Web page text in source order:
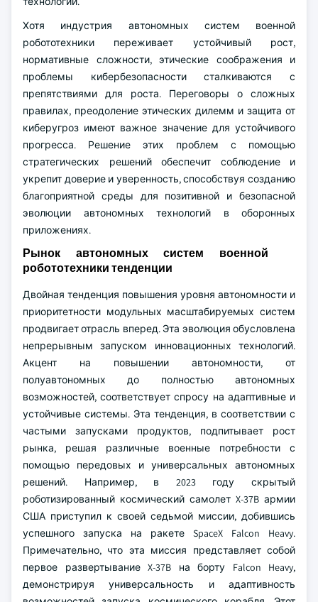
Хотя индустрия автономных систем военной
робототехники переживает устойчивый рост,
нормативные сложности, этические соображения и
проблемы кибербезопасности сталкиваются с
препятствиями для роста. Переговоры о сложных
правилах, преодоление этических дилемм и защита от
киберугроз имеют важное значение для устойчивого
прогресса. Решение этих проблем с помощью
стратегических решений обеспечит соблюдение и
укрепит доверие и уверенность, способствуя созданию
благоприятной среды для позитивной и безопасной
эволюции автономных технологий в оборонных
приложениях.
Рынок автономных систем военной
робототехники тенденции
Двойная тенденция повышения уровня автономности и
приоритетности модульных масштабируемых систем
продвигает отрасль вперед. Эта эволюция обусловлена
непрерывным запуском инновационных технологий.
Акцент на повышении автономности, от
полуавтономных до полностью автономных
возможностей, соответствует спросу на адаптивные и
устойчивые системы. Эта тенденция, в соответствии с
частыми запусками продуктов, подпитывает рост
рынка, решая различные военные потребности с
помощью передовых и универсальных автономных
решений.
Например, в 2023 году скрытый
роботизированный космический самолет X-37B армии
США приступил к своей седьмой миссии, добившись
успешного запуска на ракете SpaceX Falcon Heavy.
Примечательно, что эта миссия представляет собой
первое развертывание X-37B на борту Falcon Heavy,
демонстрируя универсальность и адаптивность